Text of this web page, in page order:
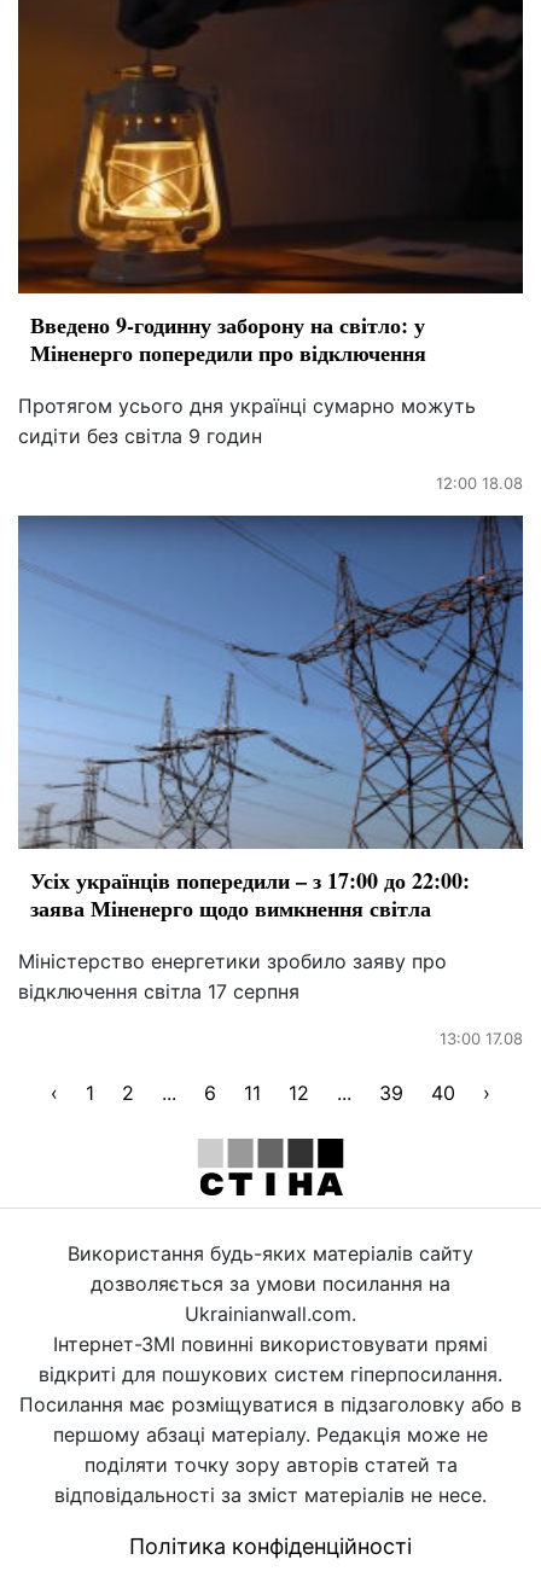
Введено 9-годинну заборону на світло: у
Міненерго попередили про відключення
Протягом усього дня українці сумарно можуть
сидіти без світла 9 годин
12:00 18.08
Усіх українців попередили – з 17:00 до 22:00:
заява Міненерго щодо вимкнення світла
Міністерство енергетики зробило заяву про
відключення світла 17 серпня
13:00 17.08
‹ 1 2 ... 6 11 12 ... 39 40 ›
Використання будь-яких матеріалів сайту
дозволяється за умови посилання на
Ukrainianwall.com.
Інтернет-ЗМІ повинні використовувати прямі
відкриті для пошукових систем гіперпосилання.
Посилання має розміщуватися в підзаголовку або в
першому абзаці матеріалу. Редакція може не
поділяти точку зору авторів статей та
відповідальності за зміст матеріалів не несе.
Політика конфіденційності